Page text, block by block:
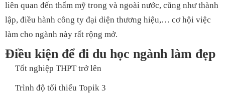
liên quan đến thẩm mỹ trong và ngoài nước, cũng như thành
lập, điều hành công ty đại diện thương hiệu,… cơ hội việc
làm cho ngành này rất rộng mở.
Điều kiện để đi du học ngành làm đẹp
Tốt nghiệp THPT trở lên
Trình độ tối thiểu Topik 3